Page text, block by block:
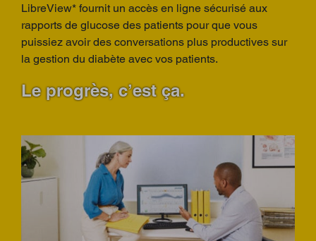
LibreView* fournit un accès en ligne sécurisé aux
rapports de glucose des patients pour que vous
puissiez avoir des conversations plus productives sur
la gestion du diabète avec vos patients.
Le progrès, c’est ça.